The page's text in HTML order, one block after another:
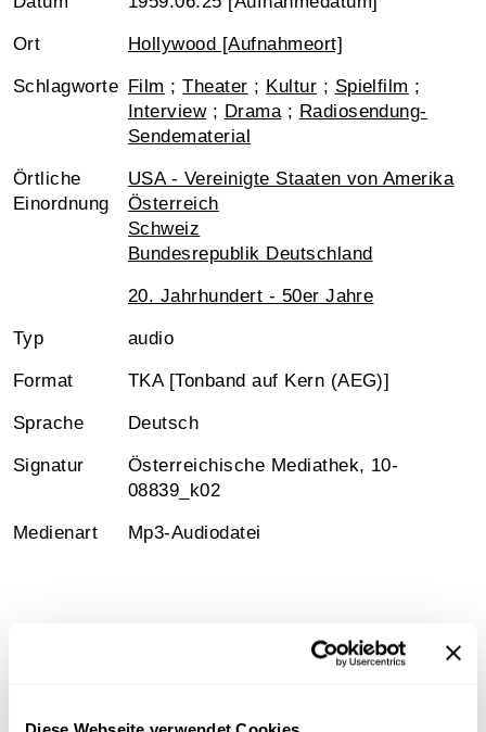
Ort Hollywood [Aufnahmeort]
Schlagworte Film ;Theater ; Kultur ; Spielfilm ;
Interview; Drama; Radiosendung-
Sendematerial
Örtliche
Einordnung
USA - Vereinigte Staaten von Amerika
Österreich
Schweiz
Bundesrepublik Deutschland
20. Jahrhundert - 50er Jahre
Typ audio
Format TKA [Tonband auf Kern (AEG)]
Sprache Deutsch
Signatur
Österreichische Mediathek, 10-
08839_k02
Medienart Mp3-Audiodatei